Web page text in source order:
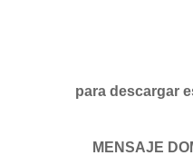
para descargar
MENSAJE